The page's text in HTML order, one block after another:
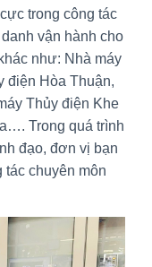
trong công tác
vận hành cho
như: Nhà máy
điện Hòa Thuận,
Thủy điện Khe
Trong quá trình
đạo, đơn vị bạn
tác chuyên môn